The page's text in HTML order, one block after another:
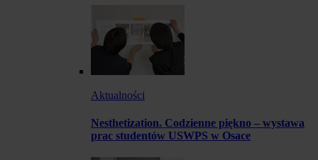
Aktualności
Nesthetization. Codzienne piękno – wystawa
prac studentów USWPS w Osace